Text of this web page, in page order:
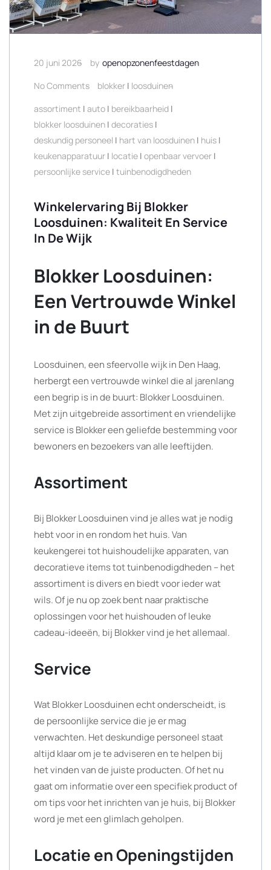
20 juni 2026 by openopzonenfeestdagen
No Comments
blokker | loosduinen
assortiment | auto | bereikbaarheid |
blokker loosduinen | decoraties |
deskundig personeel | hart van loosduinen | huis |
keukenapparatuur | locatie | openbaar vervoer |
persoonlijke service | tuinbenodigdheden
Winkelervaring Bij Blokker
Loosduinen: Kwaliteit En Service
In De Wijk
Blokker Loosduinen:
Een Vertrouwde Winkel
in de Buurt
Loosduinen, een sfeervolle wijk in Den Haag,
herbergt een vertrouwde winkel die al jarenlang
een begrip is in de buurt: Blokker Loosduinen.
Met zijn uitgebreide assortiment en vriendelijke
service is Blokker een geliefde bestemming voor
bewoners en bezoekers van alle leeftijden.
Assortiment
Bij Blokker Loosduinen vind je alles wat je nodig
hebt voor in en rondom het huis. Van
keukengerei tot huishoudelijke apparaten, van
decoratieve items tot tuinbenodigdheden – het
assortiment is divers en biedt voor ieder wat
wils. Of je nu op zoek bent naar praktische
oplossingen voor het huishouden of leuke
cadeau-ideeën, bij Blokker vind je het allemaal.
Service
Wat Blokker Loosduinen echt onderscheidt, is
de persoonlijke service die je er mag
verwachten. Het deskundige personeel staat
altijd klaar om je te adviseren en te helpen bij
het vinden van de juiste producten. Of het nu
gaat om informatie over een specifiek product of
om tips voor het inrichten van je huis, bij Blokker
word je met een glimlach geholpen.
Locatie en Openingstijden